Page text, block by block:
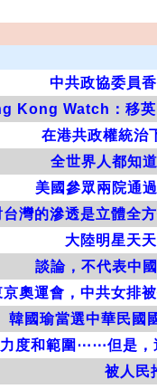
中共政協委員
Kong Watch：移英
在港共政權統治
全世界人都知
美國參眾兩院通
灣的滲透是立體全
大陸明星天
談論，不代表中
京奧運會，中共女排
韓國瑜當選中華民國
度和範圍⋯⋯但是，
被人民